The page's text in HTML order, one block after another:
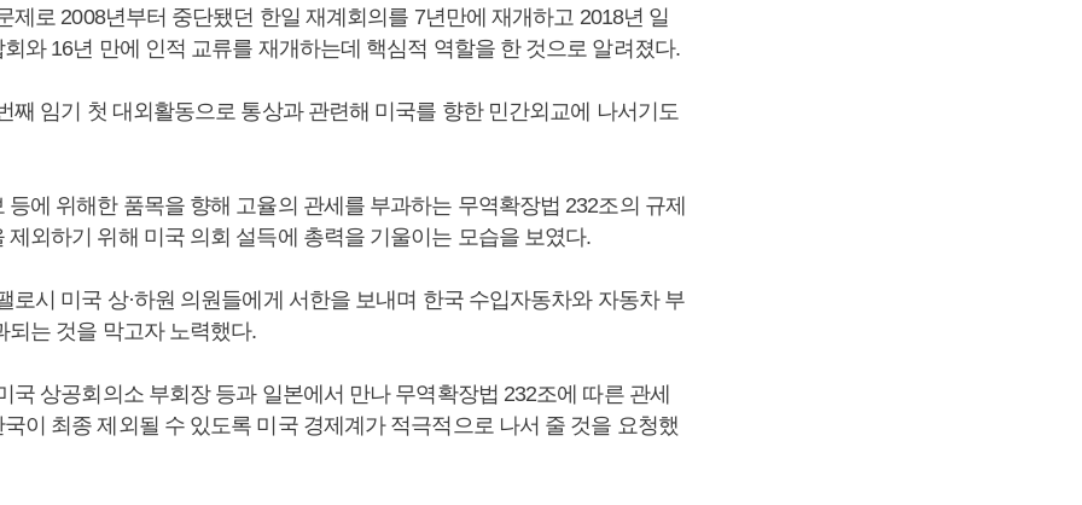
제로 2008년부터 중단됐던 한일 재계회의를 7년만에 재개하고 2018년 일
와 16년 만에 인적 교류를 재개하는데 핵심적 역할을 한 것으로 알려졌다.
째 임기 첫 대외활동으로 통상과 관련해 미국를 향한 민간외교에 나서기도
등에 위해한 품목을 향해 고율의 관세를 부과하는 무역확장법 232조의 규제
제외하기 위해 미국 의회 설득에 총력을 기울이는 모습을 보였다.
로시 미국 상·하원 의원들에게 서한을 보내며 한국 수입자동차와 자동차 부
되는 것을 막고자 노력했다.
국 상공회의소 부회장 등과 일본에서 만나 무역확장법 232조에 따른 관세
이 최종 제외될 수 있도록 미국 경제계가 적극적으로 나서 줄 것을 요청했